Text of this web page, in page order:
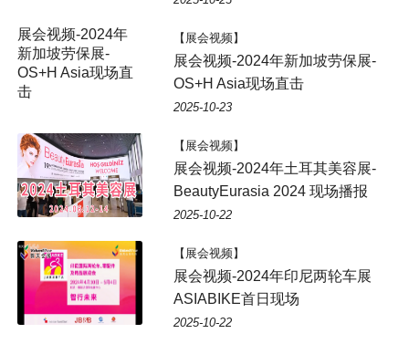
展会视频-2024年
新加坡劳保展-
OS+H Asia现场直
击
【展会视频】
展会视频-2024年新加坡劳保展-
OS+H Asia现场直击
2025-10-23
【展会视频】
展会视频-2024年土耳其美容展-
BeautyEurasia 2024 现场播报
2025-10-22
【展会视频】
展会视频-2024年印尼两轮车展
ASIABIKE首日现场
2025-10-22